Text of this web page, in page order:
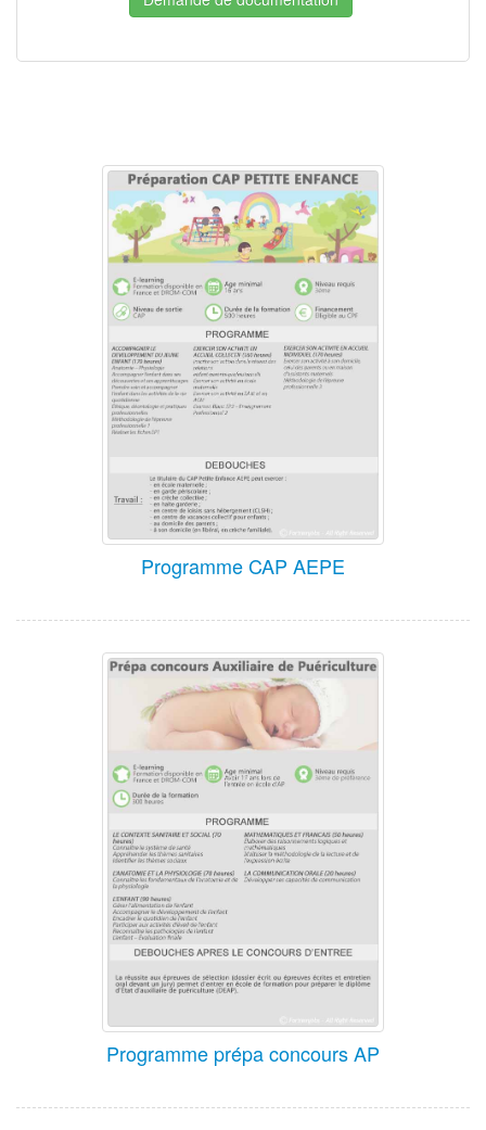
Programme CAP AEPE
Programme prépa concours AP